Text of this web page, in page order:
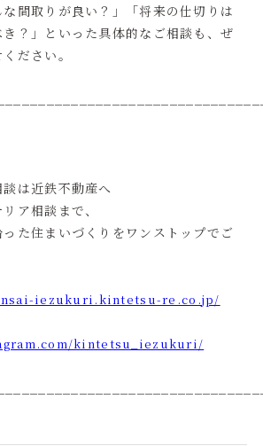
な間取りが良い？」「将来の仕切りは
？」といった具体的なご相談も、ぜ
ださい。
は近鉄不動産へ
ア相談まで、
た住まいづくりをワンストップでご
iezukuri.kintetsu-re.co.jp/
kintetsu_iezukuri/